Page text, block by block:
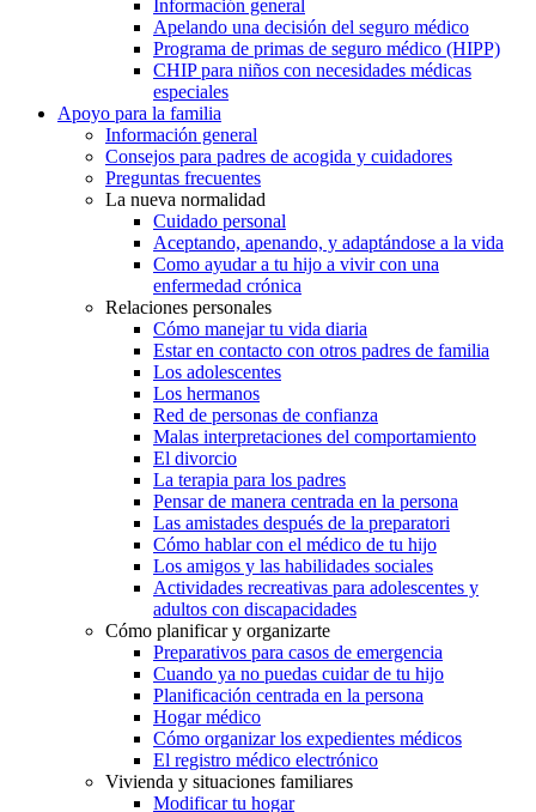
Información general
Apelando una decisión del seguro médico
Programa de primas de seguro médico (HIPP)
CHIP para niños con necesidades médicas
especiales
Apoyo para la familia
Información general
Consejos para padres de acogida y cuidadores
Preguntas frecuentes
La nueva normalidad
Cuidado personal
Aceptando, apenando, y adaptándose a la vida
Como ayudar a tu hijo a vivir con una
enfermedad crónica
Relaciones personales
Cómo manejar tu vida diaria
Estar en contacto con otros padres de familia
Los adolescentes
Los hermanos
Red de personas de confianza
Malas interpretaciones del comportamiento
El divorcio
La terapia para los padres
Pensar de manera centrada en la persona
Las amistades después de la preparatori
Cómo hablar con el médico de tu hijo
Los amigos y las habilidades sociales
Actividades recreativas para adolescentes y
adultos con discapacidades
Cómo planificar y organizarte
Preparativos para casos de emergencia
Cuando ya no puedas cuidar de tu hijo
Planificación centrada en la persona
Hogar médico
Cómo organizar los expedientes médicos
El registro médico electrónico
Vivienda y situaciones familiares
Modificar tu hogar